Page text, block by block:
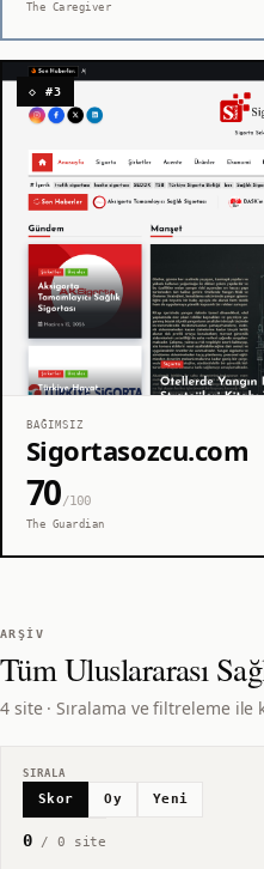
The Caregiver
◇ #3
BAĞIMSIZ
Sigortasozcu.com
70/100
The Guardian
ARŞIV
TümUluslararası
4 site · Sıralama ve filtreleme ile
SIRALA
Skor Oy Yeni
0/ 0 site